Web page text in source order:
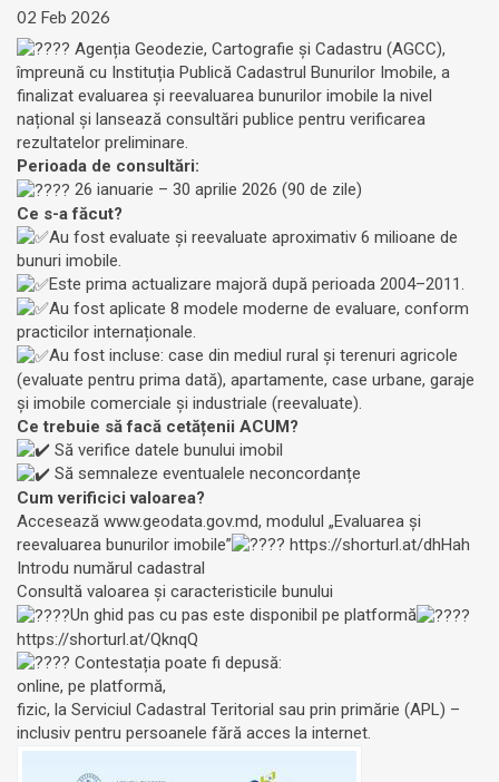
02 Feb 2026
Agenția Geodezie, Cartografie și Cadastru (AGCC),
împreună cu Instituția Publică Cadastrul Bunurilor Imobile, a
finalizat evaluarea și reevaluarea bunurilor imobile la nivel
național și lansează consultări publice pentru verificarea
rezultatelor preliminare.
Perioada de consultări:
26 ianuarie – 30 aprilie 2026 (90 de zile)
Ce s-a făcut?
Au fost evaluate și reevaluate aproximativ 6 milioane de
bunuri imobile.
Este prima actualizare majoră după perioada 2004–2011.
Au fost aplicate 8 modele moderne de evaluare, conform
practicilor internaționale.
Au fost incluse: case din mediul rural și terenuri agricole
(evaluate pentru prima dată), apartamente, case urbane, garaje
și imobile comerciale și industriale (reevaluate).
Ce trebuie să facă cetățenii ACUM?
Să verifice datele bunului imobil
Să semnaleze eventualele neconcordanțe
Cum verificici valoarea?
Accesează www.geodata.gov.md, modulul „Evaluarea și
reevaluarea bunurilor imobile”
https://shorturl.at/dhHah
Introdu numărul cadastral
Consultă valoarea și caracteristicile bunului
Un ghid pas cu pas este disponibil pe platformă
https://shorturl.at/QknqQ
Contestația poate fi depusă:
online, pe platformă,
fizic, la Serviciul Cadastral Teritorial sau prin primărie (APL) –
inclusiv pentru persoanele fără acces la internet.